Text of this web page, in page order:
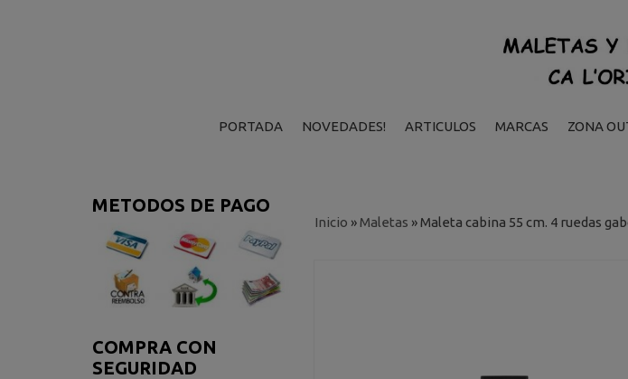
PORTADA NOVEDADES! ARTICULOS MARCAS ZONA
METODOS DE PAGO
COMPRA CON
SEGURIDAD
Inicio »Maletas »Maleta cabina 55 cm. 4 ruedas